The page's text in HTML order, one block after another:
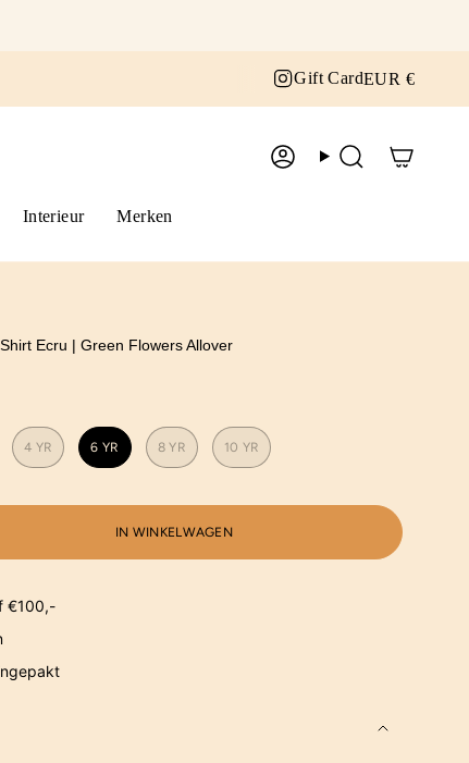
Instagram
Gift Card EUR €
AccountZoek
Interieur Merken
Ecru | Green Flowers Allover
4 YR 6 YR 8 YR 10 YR
IN WINKELWAGEN
€100,-